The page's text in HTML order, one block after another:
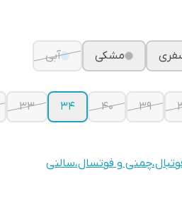
مشکی
آبی
39
40
34
33
و فوتسال،سالنی